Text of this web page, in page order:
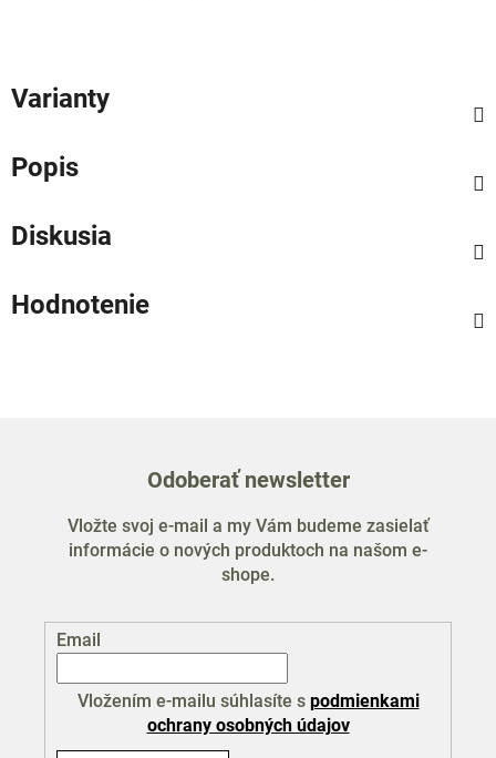
Varianty
Popis
Diskusia
Hodnotenie
Odoberať newsletter
Vložte svoj e-mail a my Vám budeme zasielať
informácie o nových produktoch na našom e-
shope.
Email
Vložením e-mailu súhlasíte s podmienkami
ochrany osobných údajov